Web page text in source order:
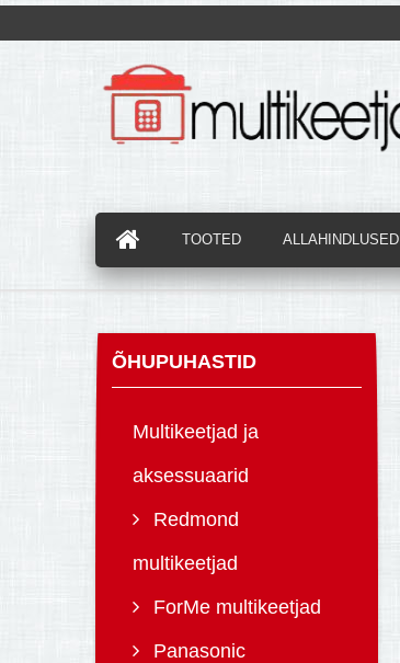
TOOTED ALLAHINDLUSED
ÕHUPUHASTID
Multikeetjad ja
aksessuaarid
Redmond
multikeetjad
ForMe multikeetjad
Panasonic